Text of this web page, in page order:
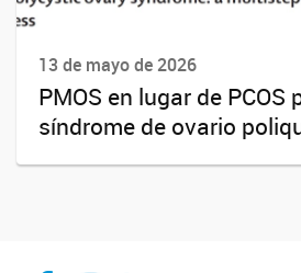
13 de mayo de 2026
PMOS en lugar de PCOS
síndrome de ovario